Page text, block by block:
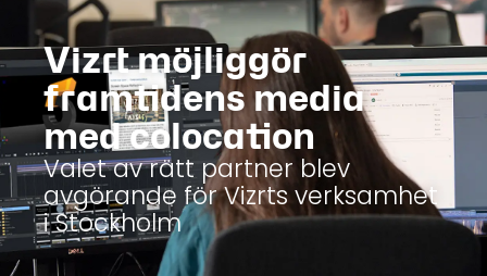
Vizrt möjliggör
framtidens media
med colocation
Valet av rätt partner blev
avgörande för Vizrts verksamhet
i Stockholm